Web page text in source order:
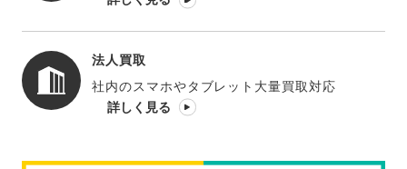
法人買取
社内のスマホやタブレット大量買取対応
詳しく見る